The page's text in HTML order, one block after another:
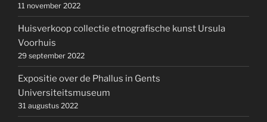
11 november 2022
Huisverkoop collectie etnografische kunst Ursula
Voorhuis
29 september 2022
Expositie over de Phallus in Gents
Universiteitsmuseum
31 augustus 2022